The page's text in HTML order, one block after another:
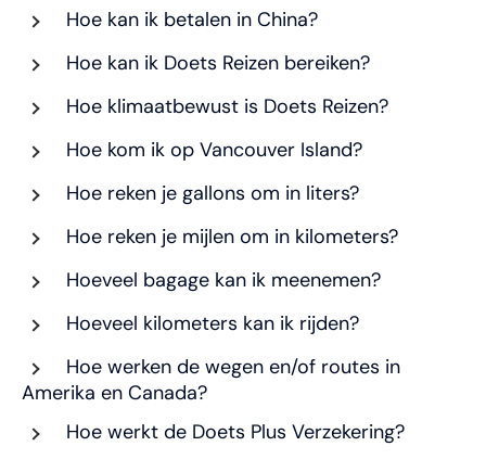
Hoe kan ik betalen in China?
Hoe kan ik Doets Reizen bereiken?
Hoe klimaatbewust is Doets Reizen?
Hoe kom ik op Vancouver Island?
Hoe reken je gallons om in liters?
Hoe reken je mijlen om in kilometers?
Hoeveel bagage kan ik meenemen?
Hoeveel kilometers kan ik rijden?
Hoe werken de wegen en/of routes in
Amerika en Canada?
Hoe werkt de Doets Plus Verzekering?